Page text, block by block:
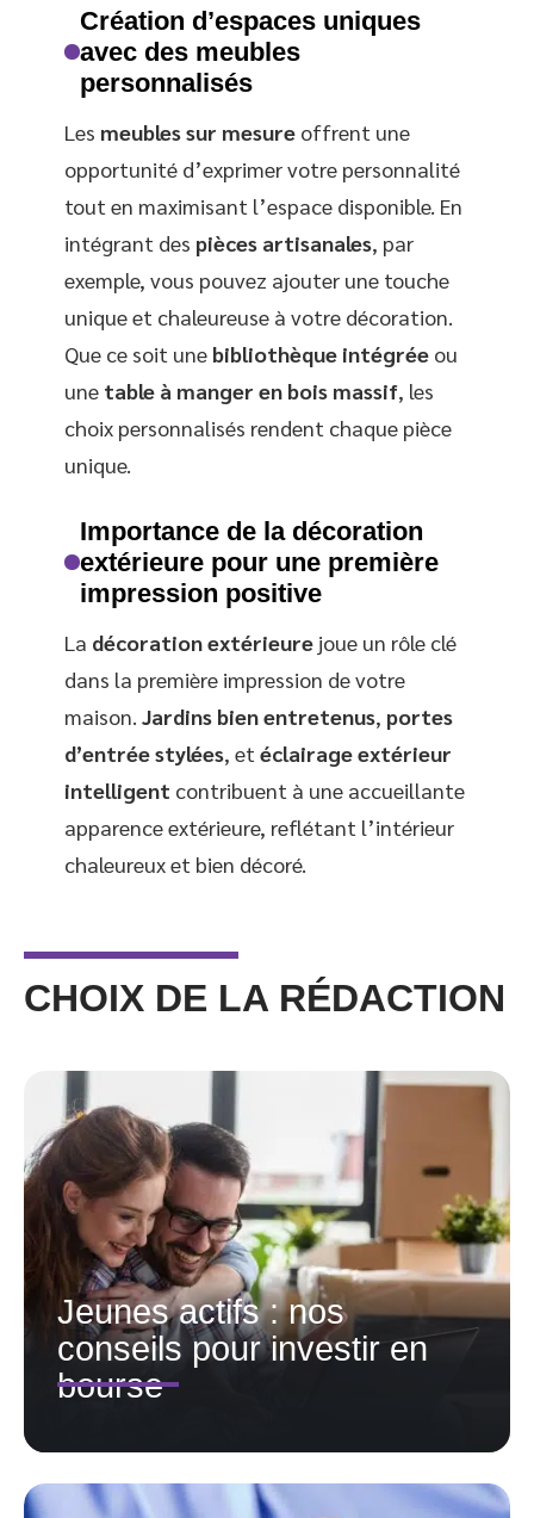
Création d’espaces uniques
avec des meubles
personnalisés
Les meubles sur mesure offrent une
opportunité d’exprimer votre personnalité
tout en maximisant l’espace disponible. En
intégrant des pièces artisanales, par
exemple, vous pouvez ajouter une touche
unique et chaleureuse à votre décoration.
Que ce soit une bibliothèque intégrée ou
une table à manger en bois massif, les
choix personnalisés rendent chaque pièce
unique.
Importance de la décoration
extérieure pour une première
impression positive
La décoration extérieure joue un rôle clé
dans la première impression de votre
maison. Jardins bien entretenus, portes
d’entrée stylées, et éclairage extérieur
intelligent contribuent à une accueillante
apparence extérieure, reflétant l’intérieur
chaleureux et bien décoré.
CHOIX DE LA RÉDACTION
Jeunes actifs : nos
conseils pour investir en
bourse